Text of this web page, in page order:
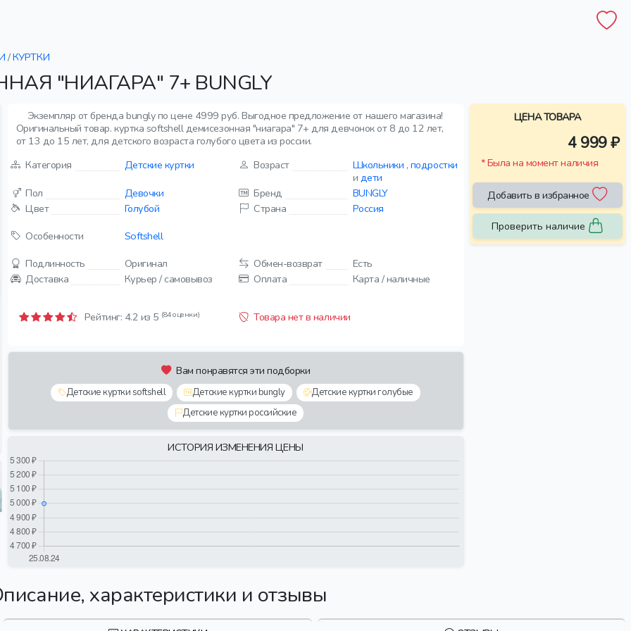
/КУРТКИ
"НИАГАРА" 7+ BUNGLY
Экземпляр от бренда bungly по цене 4999 руб. Выгодное предложение от нашего магазина!
Оригинальный товар. куртка softshell демисезонная "ниагара" 7+ для девчонок от 8 до 12 лет,
от 13 до 15 лет, для детского возраста голубого цвета из россии.
Категория
Детские куртки Возраст Школьники , подростки
и дети
Пол
Девочки Бренд
BUNGLY
Цвет
Голубой Страна
Россия
Особенности
Softshell
Подлинность
Оригинал Обмен-возврат
Есть
Доставка
Курьер / самовывоз Оплата Карта / наличные
Рейтинг: 4.2 из 5 (84 оценки) Товара нет в наличии
Вам понравятся эти подборки
Детские куртки softshell Детские куртки bungly
Детские куртки голубые
Детские куртки российские
ИСТОРИЯ ИЗМЕНЕНИЯ ЦЕНЫ
ЦЕНА ТОВАРА
4 999 ₽
* Была на момент наличия
Добавить в избранное
Проверить наличие
характеристики и отзывы